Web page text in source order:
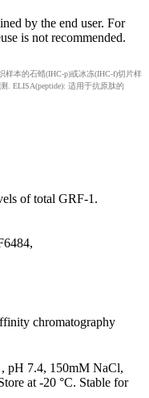
by the end user. For
is not recommended.
本的石蜡(IHC-p)或冰冻(IHC-f)切片样
. ELISA(peptide): 适用于抗原肽的
of total GRF-1.
chromatography
pH 7.4, 150mM NaCl,
at -20 °C. Stable for